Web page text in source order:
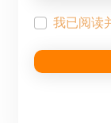
我已阅读